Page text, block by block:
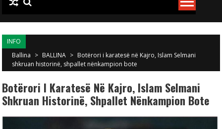
INFO
Ballina > BALLINA > Botërori i karatesë në Kajro, Islam Selmani
shkruan historinë, shpallet nënkampion bote
Botërori I Karatesë Në Kajro, Islam Selmani
Shkruan Historinë, Shpallet Nënkampion Bote